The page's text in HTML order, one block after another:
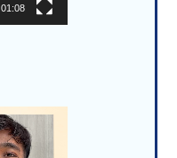
01:08